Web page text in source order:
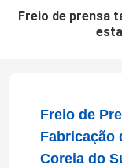
Freio de prensa
Freio de
Fabricação
Coreia do